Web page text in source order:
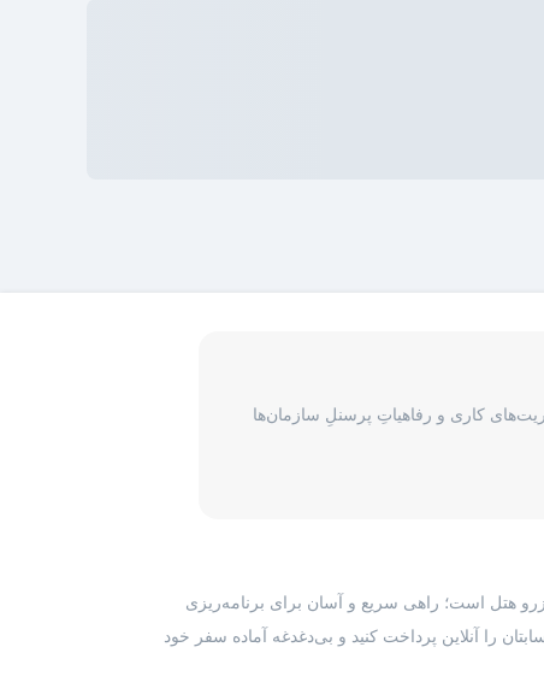
کاری و رفاهیاتِ پرسنلِ سازمان‌ها
رزرو هتل است؛ راهی سریع و آسان برای برنامه‌ریزی
را آنلاین پرداخت کنید و بی‌دغدغه آماده سفر خود